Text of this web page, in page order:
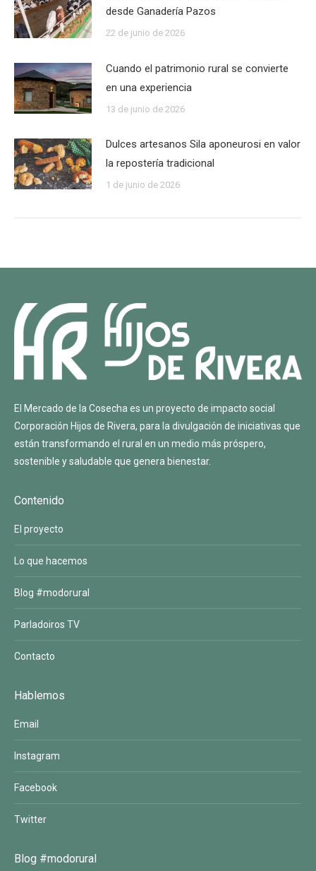
desde Ganadería Pazos
22 de junio de 2026
Cuando el patrimonio rural se convierte
en una experiencia
13 de junio de 2026
Dulces artesanos Sila aponeurosi en valor
la repostería tradicional
1 de junio de 2026
El Mercado de la Cosecha es un proyecto de impacto social
Corporación Hijos de Rivera, para la divulgación de iniciativas que
están transformando el rural en un medio más próspero,
sostenible y saludable que genera bienestar.
Contenido
El proyecto
Lo que hacemos
Blog #modorural
Parladoiros TV
Contacto
Hablemos
Email
Instagram
Facebook
Twitter
Blog #modorural